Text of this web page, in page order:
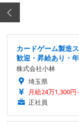
カードゲーム製造
歓迎・昇給あり・
株式会社小林
埼玉県
月給24万1,300円
正社員